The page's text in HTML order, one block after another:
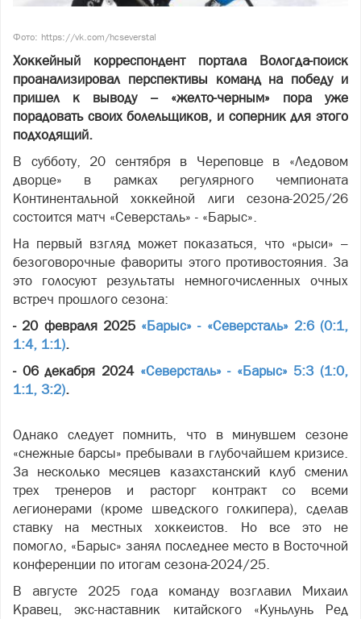
Фото: https://vk.com/hcseverstal
Хоккейный корреспондент портала Вологда-поиск
проанализировал перспективы команд на победу и
пришел к выводу – «желто-черным» пора уже
порадовать своих болельщиков, и соперник для этого
подходящий.
В субботу, 20 сентября в Череповце в «Ледовом
дворце» в рамках регулярного чемпионата
Континентальной хоккейной лиги сезона-2025/26
состоится матч «Северсталь» - «Барыс».
На первый взгляд может показаться, что «рыси» –
безоговорочные фавориты этого противостояния. За
это голосуют результаты немногочисленных очных
встреч прошлого сезона:
- 20 февраля 2025 «Барыс» - «Северсталь» 2:6 (0:1,
1:4, 1:1).
- 06 декабря 2024 «Северсталь» - «Барыс» 5:3 (1:0,
1:1, 3:2).
Однако следует помнить, что в минувшем сезоне
«снежные барсы» пребывали в глубочайшем кризисе.
За несколько месяцев казахстанский клуб сменил
трех тренеров и расторг контракт со всеми
легионерами (кроме шведского голкипера), сделав
ставку на местных хоккеистов. Но все это не
помогло, «Барыс» занял последнее место в Восточной
конференции по итогам сезона-2024/25.
В августе 2025 года команду возглавил Михаил
Кравец, экс-наставник китайского «Куньлунь Ред